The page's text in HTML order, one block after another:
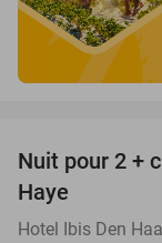
Nuit pour 2 +
Haye
Hotel Ibis Den